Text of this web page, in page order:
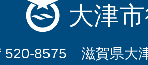
大津
520-8575 滋賀県大